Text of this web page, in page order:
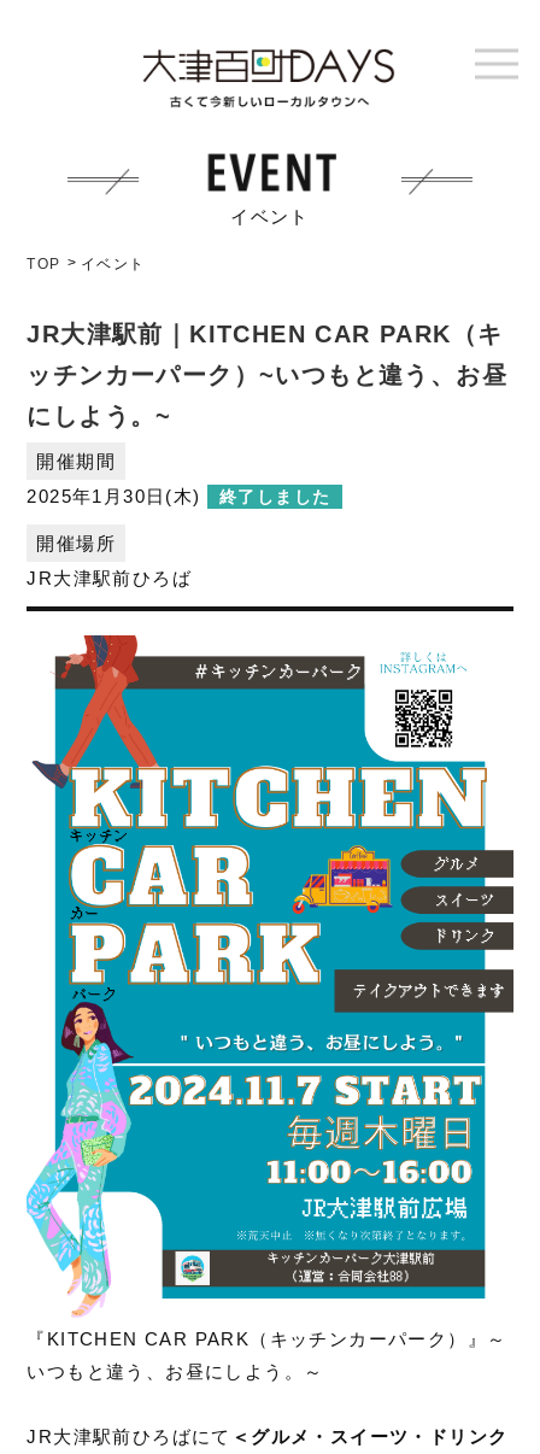
イベント
TOP イベント
JR大津駅前｜KITCHEN CAR PARK（キ
ッチンカーパーク）~いつもと違う、お昼
にしよう。~
開催期間
2025年1月30日(木)
終了しました
開催場所
JR大津駅前ひろば
『KITCHEN CAR PARK（キッチンカーパーク）』～
いつもと違う、お昼にしよう。～
JR大津駅前ひろばにて ＜グルメ・スイーツ・ドリンク